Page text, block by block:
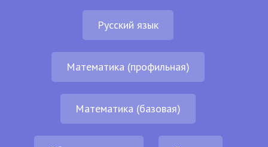
Русский язык
Математика (профильная)
Математика (базовая)